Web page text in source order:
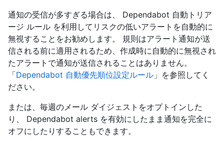
通知の受信が多すぎる場合は、 Dependabot 自動トリア
ージ ルール を利用してリスクの低いアラートを自動的に
無視することをお勧めします。 規則はアラート通知が送
信される前に適用されるため、作成時に自動的に無視され
たアラートで通知が送信されることはありません。
「Dependabot 自動優先順位設定ルール 」を参照してく
ださい。
または、毎週のメール ダイジェストをオプトインした
り、 Dependabot alerts を有効にしたまま通知を完全に
オフにしたりすることもできます。